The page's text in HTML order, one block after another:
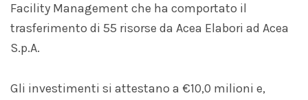
Facility Management che ha comportato il
trasferimento di 55 risorse da Acea Elabori ad Acea
S.p.A.
Gli investimenti si attestano a €10,0 milioni e,